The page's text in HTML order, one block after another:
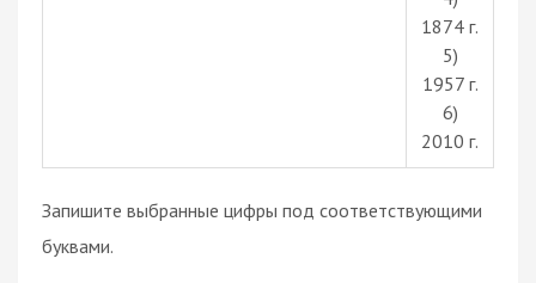
1874 г.
5)
1957 г.
6)
2010 г.
Запишите выбранные цифры под соответствующими
буквами.